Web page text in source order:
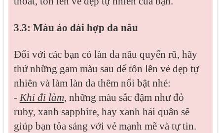
3.3: Màu áo dài hợp da nâu
Đối với các bạn có làn da nâu quyến rũ, hãy
thử những gam màu sau để tôn lên vẻ đẹp tự
nhiên và làm làn da thêm nổi bật nhé:
- Khi đi làm, những màu sắc đậm như đỏ
ruby, xanh sapphire, hay xanh hải quân sẽ
giúp bạn tỏa sáng với vẻ mạnh mẽ và tự tin.